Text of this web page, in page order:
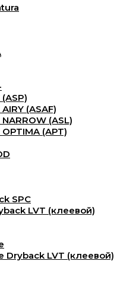
(ASAF)
(ASL)
(APT)
SPC
LVT (клеевой)
Dryback LVT (клеевой)